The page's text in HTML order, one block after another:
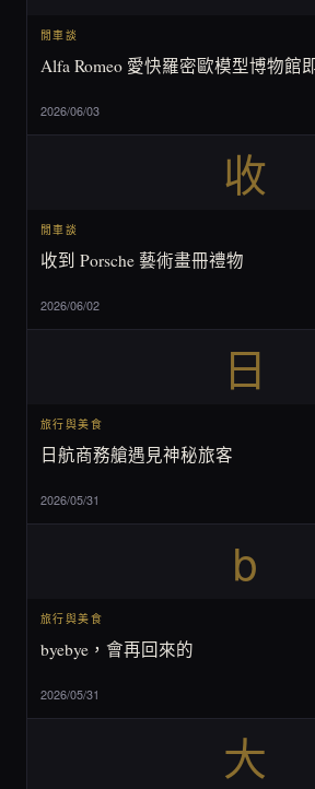
閒車談
Alfa Romeo 愛快羅密歐模型博物館
2026/06/03
收
閒車談
收到 Porsche 藝術畫冊禮物
2026/06/02
日
旅行與美食
日航商務艙遇見神秘旅客
2026/05/31
b
旅行與美食
byebye，會再回來的
2026/05/31
大